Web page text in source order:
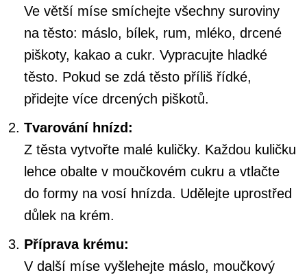
Ve větší míse smíchejte všechny suroviny
na těsto: máslo, bílek, rum, mléko, drcené
piškoty, kakao a cukr. Vypracujte hladké
těsto. Pokud se zdá těsto příliš řídké,
přidejte více drcených piškotů.
Tvarování hnízd:
Z těsta vytvořte malé kuličky. Každou kuličku
lehce obalte v moučkovém cukru a vtlačte
do formy na vosí hnízda. Udělejte uprostřed
důlek na krém.
Příprava krému:
V další míse vyšlehejte máslo, moučkový